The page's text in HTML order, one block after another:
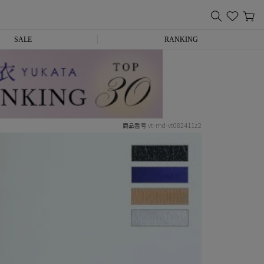
SALE RANKING
商品番号 vt-md-vt082411z2